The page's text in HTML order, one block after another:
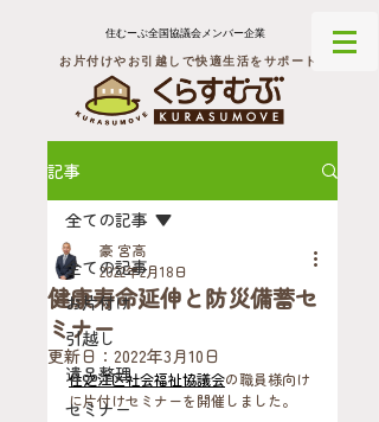
住むーぶ全国協議会メンバー企業
お片付けやお引越しで快適生活をサポート
記事
全ての記事
お片付け
引越し
遺品整理
セミナー
全ての記事
健康寿命延伸と防災備蓄セ
ミナー
豪 宮高
2022年2月18日
更新日： 2022年3月10日
住之江区社会福祉協議会の職員様向け
に片付けセミナーを開催しました。